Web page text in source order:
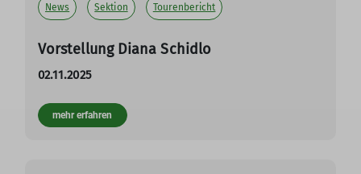
News Sektion Tourenbericht
Vorstellung Diana Schidlo
02.11.2025
mehr erfahren